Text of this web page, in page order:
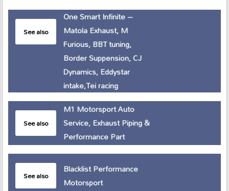
See also
One Smart Infinite –
Matola Exhaust, M
Furious, BBT tuning,
Border Suppension, CJ
Dynamics, Eddystar
intake,Tei racing
See also
M1 Motorsport Auto
Service, Exhaust Piping &
Performance Part
See also
Blacklist Performance
Motorsport